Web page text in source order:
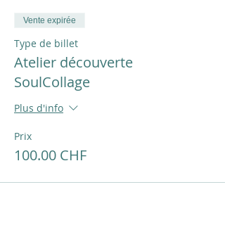
Vente expirée
Type de billet
Atelier découverte
SoulCollage
Plus d'info
Prix
100.00 CHF